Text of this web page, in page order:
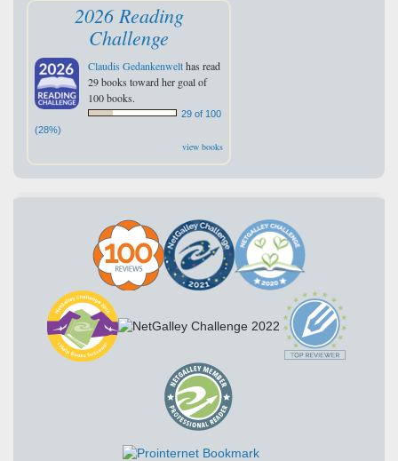
2026 Reading
Challenge
Claudis Gedankenwelthas read
29 books toward her goal of
100 books.
29 of 100
(28%)
view books